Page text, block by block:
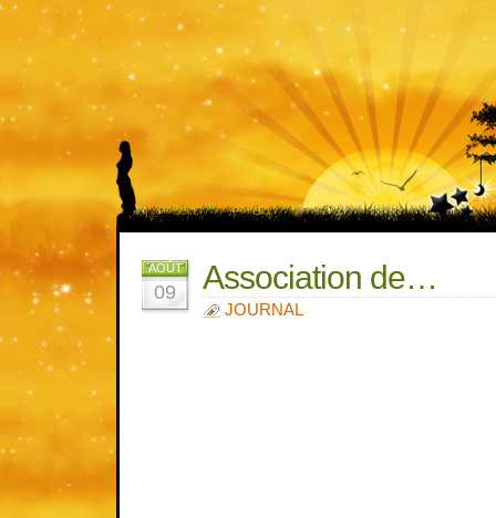
AOÛT
09 Association de…
JOURNAL